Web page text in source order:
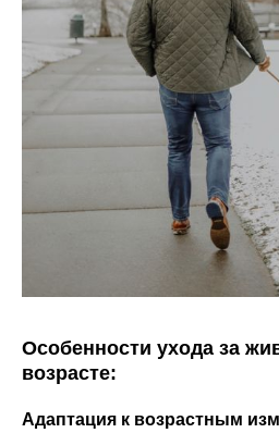
Особенности ухода за
возрасте:
Адаптация к возрастным